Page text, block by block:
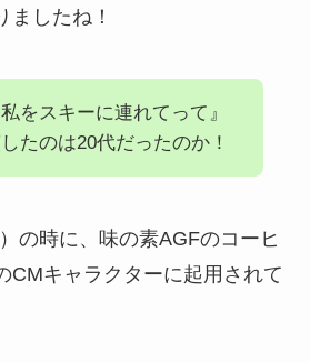
ましたね！
をスキーに連れてって』
たのは20代だったのか！
の時に、味の素AGFのコーヒ
CMキャラクターに起用されて